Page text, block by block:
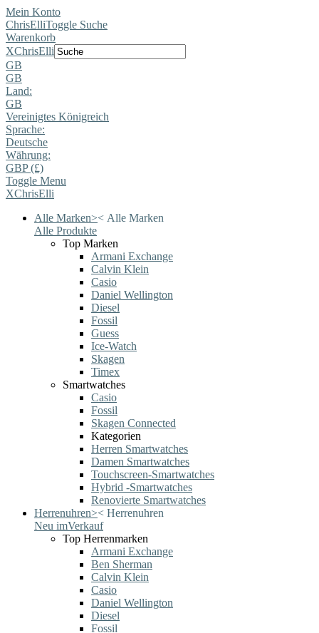
Mein Konto
ChrisElliToggle Suche
Warenkorb
XChrisElli
GB
GB
Land:
GB
Vereinigtes Königreich
Sprache:
Deutsche
Währung:
GBP (£)
Toggle Menu
XChrisElli
Alle Marken>< Alle Marken
Alle Produkte
Top Marken
Armani Exchange
Calvin Klein
Casio
Daniel Wellington
Diesel
Fossil
Guess
Ice-Watch
Skagen
Timex
Smartwatches
Casio
Fossil
Skagen Connected
Kategorien
Herren Smartwatches
Damen Smartwatches
Touchscreen-Smartwatches
Hybrid -Smartwatches
Renovierte Smartwatches
Herrenuhren>< Herrenuhren
Neu imVerkauf
Top Herrenmarken
Armani Exchange
Ben Sherman
Calvin Klein
Casio
Daniel Wellington
Diesel
Fossil